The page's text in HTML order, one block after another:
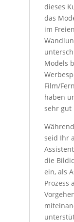
dieses
das
im
Models
Film/
haben
sehr gut
seid Ihr
die
ein, als
Prozess